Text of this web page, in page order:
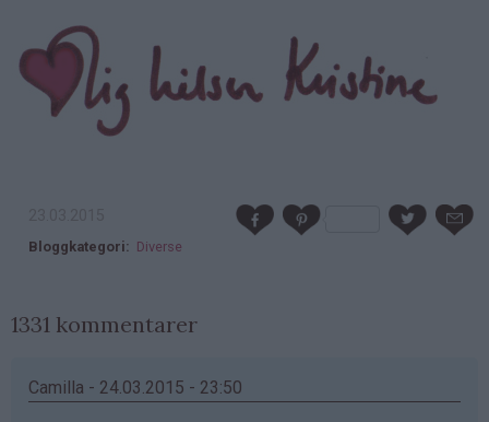
Bloggkategori Diverse
1331 kommentarer
Camilla - 24.03.2015 - 23:50